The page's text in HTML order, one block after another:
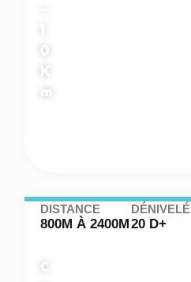
0
K
m
C
DISTANCE
800M À 2400M
DÉNIVELÉ
20 D+